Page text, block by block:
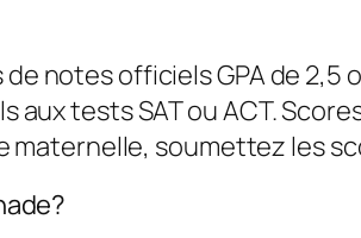
notes officiels GPA de 2,5
tests SAT ou ACT.
maternelle, soumettez les